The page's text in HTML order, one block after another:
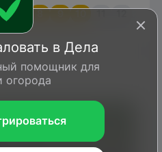
в Дела
помощник для
огорода